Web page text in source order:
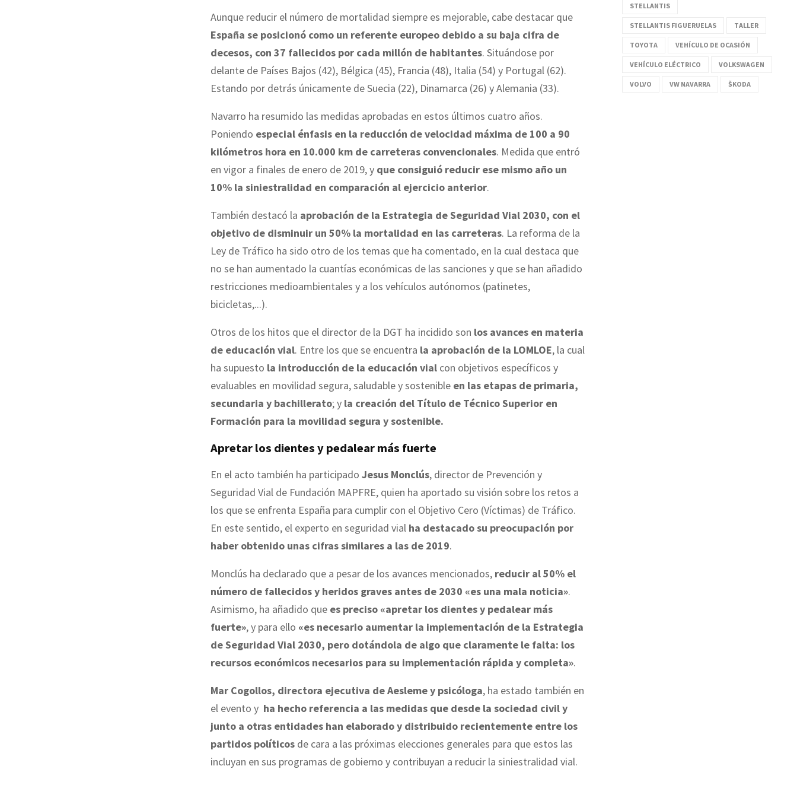
Aunque reducir el número de mortalidad siempre es mejorable, cabe destacar que
España se posicionó como un referente europeo debido a su baja cifra de
decesos, con 37 fallecidos por cada millón de habitantes. Situándose por
delante de Países Bajos (42), Bélgica (45), Francia (48), Italia (54) y Portugal (62).
Estando por detrás únicamente de Suecia (22), Dinamarca (26) y Alemania (33).
Navarro ha resumido las medidas aprobadas en estos últimos cuatro años.
Poniendo especial énfasis en la reducción de velocidad máxima de 100 a 90
kilómetros hora en 10.000 km de carreteras convencionales. Medida que entró
en vigor a finales de enero de 2019, y que consiguió reducir ese mismo año un
10% la siniestralidad en comparación al ejercicio anterior.
También destacó la aprobación de la Estrategia de Seguridad Vial 2030, con el
objetivo de disminuir un 50% la mortalidad en las carreteras. La reforma de la
Ley de Tráfico ha sido otro de los temas que ha comentado, en la cual destaca que
no se han aumentado la cuantías económicas de las sanciones y que se han añadido
restricciones medioambientales y a los vehículos autónomos (patinetes,
bicicletas,...).
Otros de los hitos que el director de la DGT ha incidido son los avances en materia
de educación vial. Entre los que se encuentra la aprobación de la LOMLOE, la cual
ha supuesto la introducción de la educación vial con objetivos específicos y
evaluables en movilidad segura, saludable y sostenible en las etapas de primaria,
secundaria y bachillerato; y la creación del Título de Técnico Superior en
Formación para la movilidad segura y sostenible.
Apretar los dientes y pedalear más fuerte
En el acto también ha participado Jesus Monclús, director de Prevención y
Seguridad Vial de Fundación MAPFRE, quien ha aportado su visión sobre los retos a
los que se enfrenta España para cumplir con el Objetivo Cero (Víctimas) de Tráfico.
En este sentido, el experto en seguridad vial ha destacado su preocupación por
haber obtenido unas cifras similares a las de 2019.
Monclús ha declarado que a pesar de los avances mencionados, reducir al 50% el
número de fallecidos y heridos graves antes de 2030 «es una mala noticia».
Asimismo, ha añadido que es preciso «apretar los dientes y pedalear más
fuerte», y para ello «es necesario aumentar la implementación de la Estrategia
de Seguridad Vial 2030, pero dotándola de algo que claramente le falta: los
recursos económicos necesarios para su implementación rápida y completa».
Mar Cogollos, directora ejecutiva de Aesleme y psicóloga, ha estado también en
el evento y ha hecho referencia a las medidas que desde la sociedad civil y
junto a otras entidades han elaborado y distribuido recientemente entre los
partidos políticos de cara a las próximas elecciones generales para que estos las
incluyan en sus programas de gobierno y contribuyan a reducir la siniestralidad vial.
STELLANTIS
STELLANTIS FIGUERUELAS TALLER
TOYOTA VEHÍCULO DE OCASIÓN
VEHÍCULO ELÉCTRICO VOLKSWAGEN
VOLVO VW NAVARRA ŠKODA